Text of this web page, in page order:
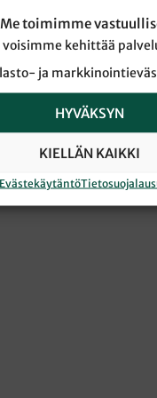
Me toimimme
kehittää
ja
HYVÄKSYN
KIELLÄN KAIKKI
Evästekäytäntö